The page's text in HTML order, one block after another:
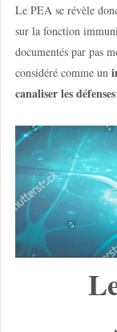
Le PEA se révèle
sur la fonction
documentés par pas
considéré comme un
canaliser les